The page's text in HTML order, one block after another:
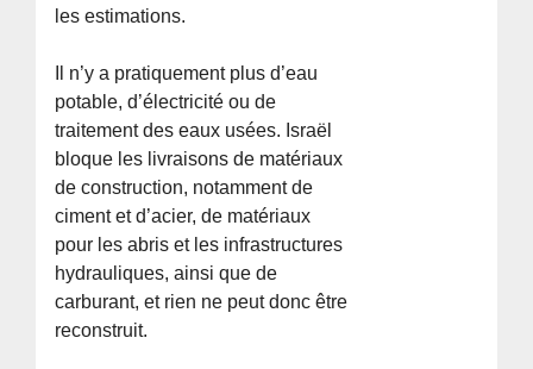
les estimations.
Il n’y a pratiquement plus d’eau
potable, d’électricité ou de
traitement des eaux usées. Israël
bloque les livraisons de matériaux
de construction, notamment de
ciment et d’acier, de matériaux
pour les abris et les infrastructures
hydrauliques, ainsi que de
carburant, et rien ne peut donc être
reconstruit.